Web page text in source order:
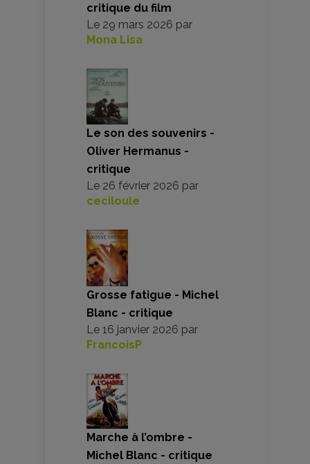
critique du film
Le 29 mars 2026 par
Mona Lisa
Le son des souvenirs -
Oliver Hermanus -
critique
Le 26 février 2026 par
ceciloule
Grosse fatigue - Michel
Blanc - critique
Le 16 janvier 2026 par
FrancoisP
Marche à l’ombre -
Michel Blanc - critique